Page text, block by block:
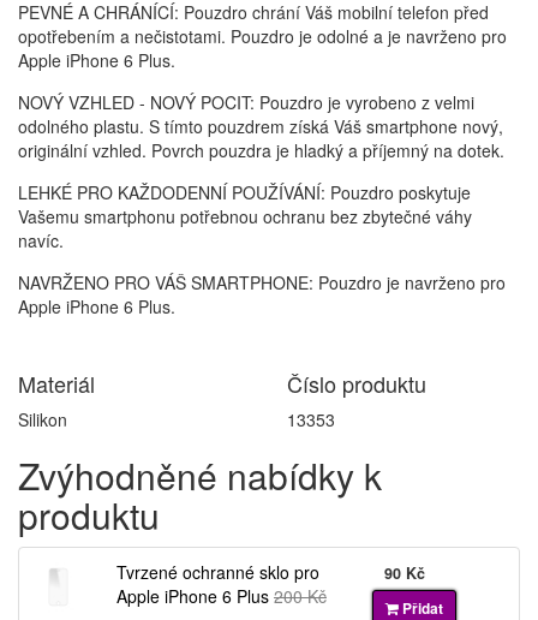
PEVNÉ A CHRÁNÍCÍ: Pouzdro chrání Váš mobilní telefon před
opotřebením a nečistotami. Pouzdro je odolné a je navrženo pro
Apple iPhone 6 Plus.
NOVÝ VZHLED - NOVÝ POCIT: Pouzdro je vyrobeno z velmi
odolného plastu. S tímto pouzdrem získá Váš smartphone nový,
originální vzhled. Povrch pouzdra je hladký a příjemný na dotek.
LEHKÉ PRO KAŽDODENNÍ POUŽÍVÁNÍ: Pouzdro poskytuje
Vašemu smartphonu potřebnou ochranu bez zbytečné váhy
navíc.
NAVRŽENO PRO VÁŠ SMARTPHONE: Pouzdro je navrženo pro
Apple iPhone 6 Plus.
Materiál
Silikon
Číslo produktu
13353
Zvýhodněné nabídky k
produktu
Tvrzené ochranné sklo pro
Apple iPhone 6 Plus 200 Kč
90 Kč
Přidat